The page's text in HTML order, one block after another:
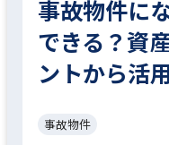
事故物件に
できる？資
ントから活
事故物件